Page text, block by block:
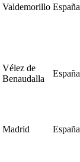
Valdemorillo España
Vélez de
Benaudalla
España
Madrid España